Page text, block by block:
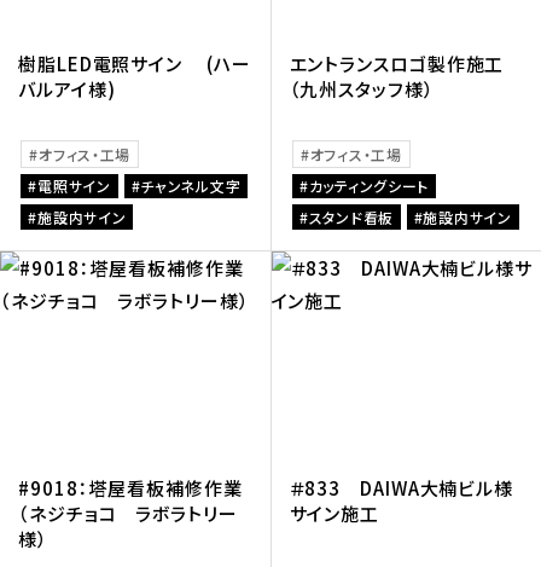
樹脂LED電照サイン (ハー
バルアイ様)
オフィス・工場
電照サイン
チャンネル文字
施設内サイン
エントランスロゴ製作施工
（九州スタッフ様）
オフィス・工場
カッティングシート
スタンド看板
施設内サイン
#9018：塔屋看板補修作業
（ネジチョコ ラボラトリー
様）
＃833 DAIWA大楠ビル様
サイン施工